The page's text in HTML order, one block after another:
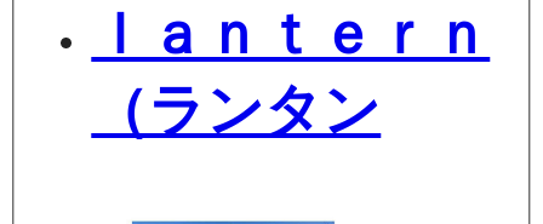
ｌａｎｔｅｒｎ
（ランタン